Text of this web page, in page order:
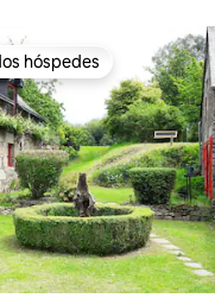
preferidos dos
hóspedes